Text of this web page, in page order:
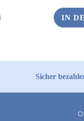
IN
Sicher